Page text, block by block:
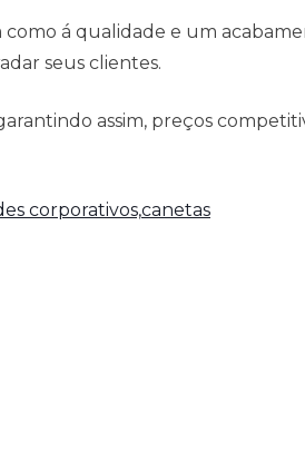
á qualidade e um
seus clientes.
assim, preços
corporativos,canetas